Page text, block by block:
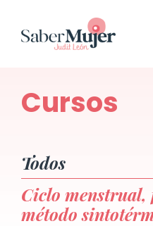
Cursos
Todos
Ciclo
método